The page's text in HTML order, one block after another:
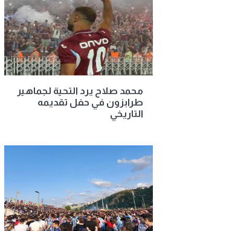
محمد صلاح يرد التحية لجماهير
طرابزون في حفل تقديمه
التاريخي